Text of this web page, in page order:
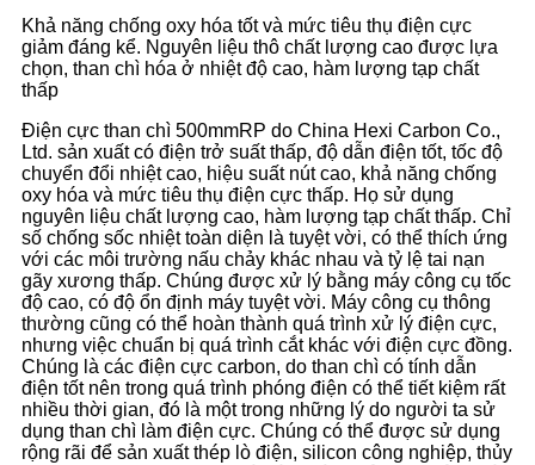
Khả năng chống oxy hóa tốt và mức tiêu thụ điện cực
giảm đáng kể. Nguyên liệu thô chất lượng cao được lựa
chọn, than chì hóa ở nhiệt độ cao, hàm lượng tạp chất
thấp
Điện cực than chì 500mmRP do China Hexi Carbon Co.,
Ltd. sản xuất có điện trở suất thấp, độ dẫn điện tốt, tốc độ
chuyển đổi nhiệt cao, hiệu suất nút cao, khả năng chống
oxy hóa và mức tiêu thụ điện cực thấp. Họ sử dụng
nguyên liệu chất lượng cao, hàm lượng tạp chất thấp. Chỉ
số chống sốc nhiệt toàn diện là tuyệt vời, có thể thích ứng
với các môi trường nấu chảy khác nhau và tỷ lệ tai nạn
gãy xương thấp. Chúng được xử lý bằng máy công cụ tốc
độ cao, có độ ổn định máy tuyệt vời. Máy công cụ thông
thường cũng có thể hoàn thành quá trình xử lý điện cực,
nhưng việc chuẩn bị quá trình cắt khác với điện cực đồng.
Chúng là các điện cực carbon, do than chì có tính dẫn
điện tốt nên trong quá trình phóng điện có thể tiết kiệm rất
nhiều thời gian, đó là một trong những lý do người ta sử
dụng than chì làm điện cực. Chúng có thể được sử dụng
rộng rãi để sản xuất thép lò điện, silicon công nghiệp, thủy